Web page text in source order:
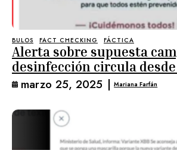
BULOS FACT CHECKING FÁCTICA
Alerta sobre supuesta
desinfección circula desde
marzo 25, 2025 | Mariana Farfán